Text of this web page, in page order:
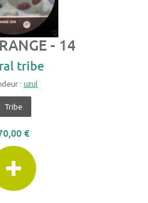
- 14
tribe
: uzul
Tribe
€